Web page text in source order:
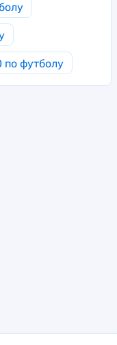
футболу